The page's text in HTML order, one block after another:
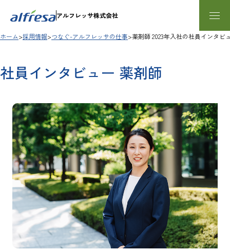
アルフレッサ株式会社
ホーム 採用情報 つなぐ-アルフレッサの仕事 薬剤師 2023年入社の社員インタビ
社員インタビュー 薬剤師